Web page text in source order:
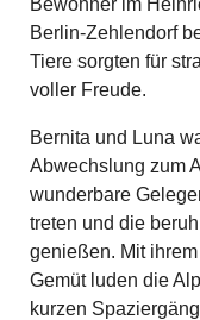
Bewohner im
Berlin-Zehlendorf
Tiere sorgten für
voller Freude.
Bernita und Luna
Abwechslung zum
wunderbare
treten und die
genießen. Mit
Gemüt luden die
kurzen